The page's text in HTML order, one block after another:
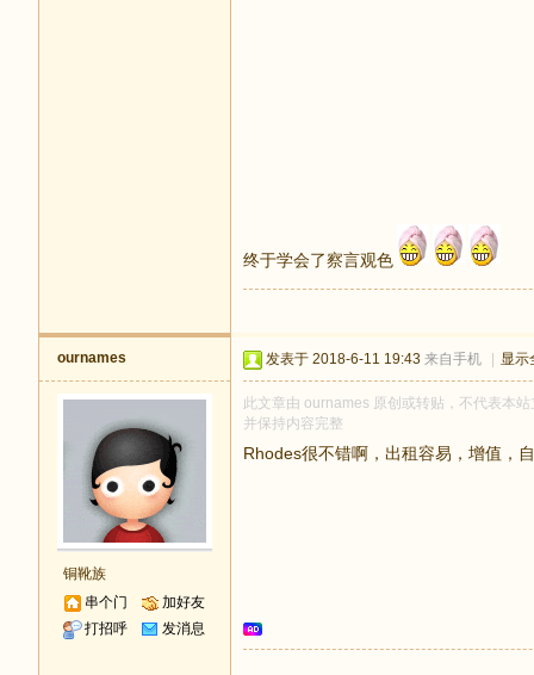
终于学会了察言观色
ournames
铜靴族
串个门
加好友
打招呼
发消息
发表于 2018-6-11 19:43 来自手机 显示
此文章由 ournames 原创或转贴，不代表本
并保持内容完整
Rhodes很不错啊，出租容易，增值，